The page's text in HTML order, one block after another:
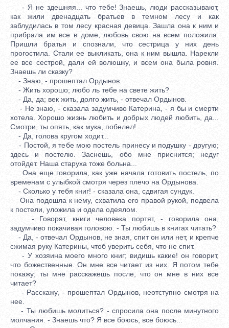
- Я не здешняя... что тебе! Знаешь, люди рассказывают,
как жили двенадцать братьев в темном лесу и как
заблудилась в том лесу красная девица. Зашла она к ним и
прибрала им все в доме, любовь свою на всем положила.
Пришли братья и спознали, что сестрица у них день
прогостила. Стали ее выкликать, она к ним вышла. Нарекли
ее все сестрой, дали ей волюшку, и всем она была ровня.
Знаешь ли сказку?
- Знаю, - прошептал Ордынов.
- Жить хорошо; любо ль тебе на свете жить?
- Да, да; век жить, долго жить, - отвечал Ордынов.
- Не знаю, - сказала задумчиво Катерина, - я бы и смерти
хотела. Хорошо жизнь любить и добрых людей любить, да...
Смотри, ты опять, как мука, побелел!
- Да, голова кругом ходит...
- Постой, я тебе мою постель принесу и подушку - другую;
здесь и постелю. Заснешь, обо мне приснится; недуг
отойдет. Наша старуха тоже больна...
Она еще говорила, как уже начала готовить постель, по
временам с улыбкой смотря через плечо на Ордынова.
- Сколько у тебя книг! - сказала она, сдвигая сундук.
Она подошла к нему, схватила его правой рукой, подвела
к постели, уложила и одела одеялом.
- Говорят, книги человека портят, - говорила она,
задумчиво покачивая головою. - Ты любишь в книгах читать?
- Да, - отвечал Ордынов, не зная, спит он или нет, и крепче
сжимая руку Катерины, чтоб уверить себя, что не спит.
- У хозяина моего много книг; видишь какие! он говорит,
что божественные. Он мне все читает из них. Я потом тебе
покажу; ты мне расскажешь после, что он мне в них все
читает?
- Расскажу, - прошептал Ордынов, неотступно смотря на
нее.
- Ты любишь молиться? - спросила она после минутного
молчания. - Знаешь что? Я все боюсь, все боюсь...